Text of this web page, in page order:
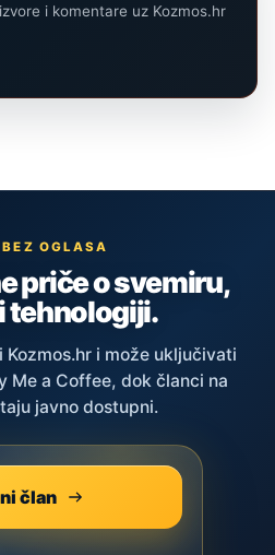
i komentare uz Kozmos.hr
OGLASA
priče o svemiru,
tehnologiji.
i može uključivati
Me a Coffee, dok članci na
javno dostupni.
član